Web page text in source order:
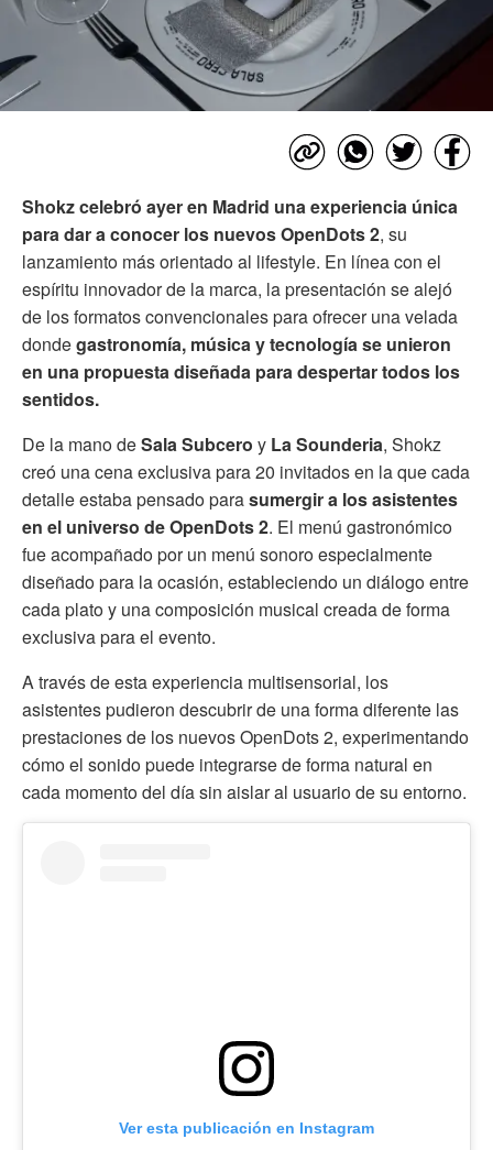
Shokz celebró ayer en Madrid una experiencia única
para dar a conocer los nuevos OpenDots 2, su
lanzamiento más orientado al lifestyle. En línea con el
espíritu innovador de la marca, la presentación se alejó
de los formatos convencionales para ofrecer una velada
dondegastronomía, música y tecnología se unieron
en una propuesta diseñada para despertar todos los
sentidos.
De la mano deSala Subcero y La Sounderia, Shokz
creó una cena exclusiva para 20 invitados en la que cada
detalle estaba pensado parasumergir a los asistentes
en el universo de OpenDots 2. El menú gastronómico
fue acompañado por un menú sonoro especialmente
diseñado para la ocasión, estableciendo un diálogo entre
cada plato y una composición musical creada de forma
exclusiva para el evento.
A través de esta experiencia multisensorial, los
asistentes pudieron descubrir de una forma diferente las
prestaciones de los nuevos OpenDots 2, experimentando
cómo el sonido puede integrarse de forma natural en
cada momento del día sin aislar al usuario de su entorno.
Ver esta publicación en Instagram